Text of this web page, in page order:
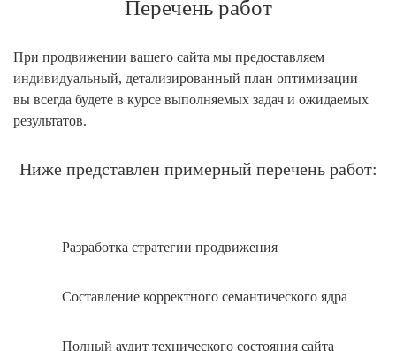
Перечень работ
При продвижении вашего сайта мы предоставляем
индивидуальный, детализированный план оптимизации –
вы всегда будете в курсе выполняемых задач и ожидаемых
результатов.
Ниже представлен примерный перечень работ:
Разработка стратегии продвижения
Составление корректного семантического ядра
Полный аудит технического состояния сайта